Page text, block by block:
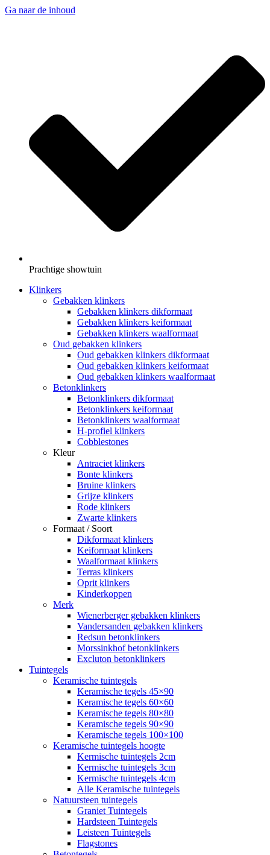
Ga naar de inhoud
Prachtige showtuin
Klinkers
Gebakken klinkers
Gebakken klinkers dikformaat
Gebakken klinkers keiformaat
Gebakken klinkers waalformaat
Oud gebakken klinkers
Oud gebakken klinkers dikformaat
Oud gebakken klinkers keiformaat
Oud gebakken klinkers waalformaat
Betonklinkers
Betonklinkers dikformaat
Betonklinkers keiformaat
Betonklinkers waalformaat
H-profiel klinkers
Cobblestones
Kleur
Antraciet klinkers
Bonte klinkers
Bruine klinkers
Grijze klinkers
Rode klinkers
Zwarte klinkers
Formaat / Soort
Dikformaat klinkers
Keiformaat klinkers
Waalformaat klinkers
Terras klinkers
Oprit klinkers
Kinderkoppen
Merk
Wienerberger gebakken klinkers
Vandersanden gebakken klinkers
Redsun betonklinkers
Morssinkhof betonklinkers
Excluton betonklinkers
Tuintegels
Keramische tuintegels
Keramische tegels 45×90
Keramische tegels 60×60
Keramische tegels 80×80
Keramische tegels 90×90
Keramische tegels 100×100
Keramische tuintegels hoogte
Kermische tuintegels 2cm
Kermische tuintegels 3cm
Kermische tuintegels 4cm
Alle Keramische tuintegels
Natuursteen tuintegels
Graniet Tuintegels
Hardsteen Tuintegels
Leisteen Tuintegels
Flagstones